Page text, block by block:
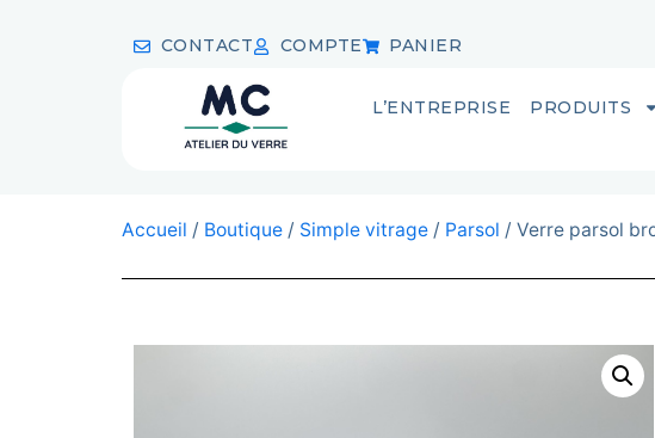
CONTACT COMPTE PANIER
L’ENTREPRISE PRODUITS
Accueil / Boutique / Simple vitrage / Parsol / Verre parsol